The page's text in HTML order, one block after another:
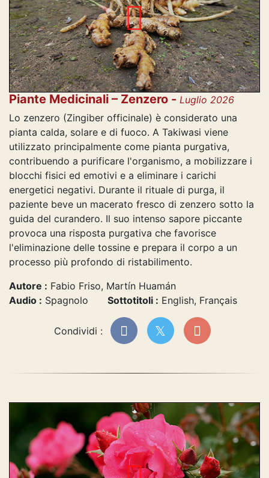
Piante Medicinali – Zenzero - Luglio 2026
Lo zenzero (Zingiber officinale) è considerato una
pianta calda, solare e di fuoco. A Takiwasi viene
utilizzato principalmente come pianta purgativa,
contribuendo a purificare l'organismo, a mobilizzare i
blocchi fisici ed emotivi e a eliminare i carichi
energetici negativi. Durante il rituale di purga, il
paziente beve un macerato fresco di zenzero sotto la
guida del curandero. Il suo intenso sapore piccante
provoca una risposta purgativa che favorisce
l'eliminazione delle tossine e prepara il corpo a un
processo più profondo di ristabilimento.
Autore : Fabio Friso, Martín Huamán
Audio : Spagnolo Sottotitoli : English, Français
Condividi :